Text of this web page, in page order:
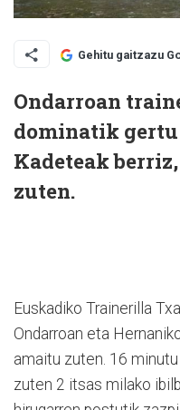
Gehitu gaitzazu
Ondarroan
dominatik
Kadeteak
zuten.
Euskadiko Trainerilla
Ondarroan eta
amaitu zuten. 16
zuten 2 itsas milako